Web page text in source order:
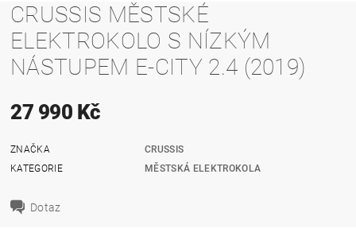
CRUSSIS MĚSTSKÉ
ELEKTROKOLO S NÍZKÝM
NÁSTUPEM E-CITY 2.4 (2019)
27 990 Kč
ZNAČKA
CRUSSIS
KATEGORIE
MĚSTSKÁ ELEKTROKOLA
Dotaz